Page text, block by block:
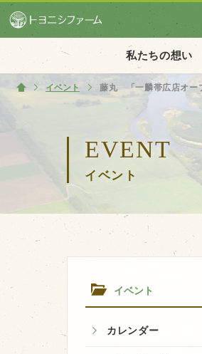
私たちの想い
EVENT
イベント
イベント
カレンダー
ホーム
イベント 藤丸 「一麟帯広店オー
ホーム
イベントカレ
イベント一覧